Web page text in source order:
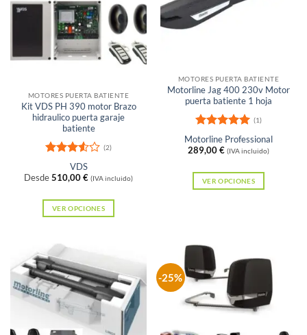
opciones
en
la
página
de
producto
MOTORES PUERTA BATIENTE
Kit VDS PH 390 motor Brazo
hidraulico puerta garaje
batiente
Valorad
o con
de
(2)
VDS
Desde510,00€ (IVA incluido)
VER OPCIONES
múltiples
variantes.
Las
opciones
MOTORES PUERTA BATIENTE
Motorline Jag 400 230v Motor
puerta batiente 1 hoja
Valorado
con5de 5
(1)
Motorline Professional
289,00€ (IVA incluido)
VER OPCIONES
variantes.
Las
opciones
se
-25%